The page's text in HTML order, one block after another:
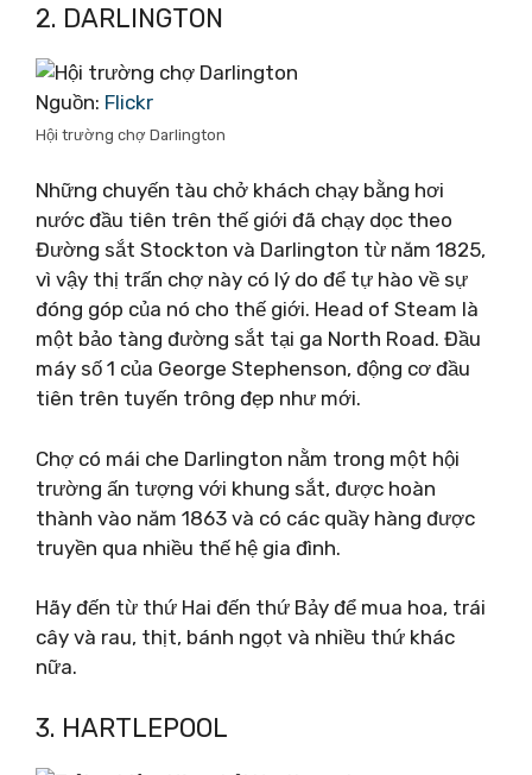
2. DARLINGTON
Nguồn: Flickr
Hội trường chợ Darlington
Những chuyến tàu chở khách chạy bằng hơi
nước đầu tiên trên thế giới đã chạy dọc theo
Đường sắt Stockton và Darlington từ năm 1825,
vì vậy thị trấn chợ này có lý do để tự hào về sự
đóng góp của nó cho thế giới. Head of Steam là
một bảo tàng đường sắt tại ga North Road. Đầu
máy số 1 của George Stephenson, động cơ đầu
tiên trên tuyến trông đẹp như mới.
Chợ có mái che Darlington nằm trong một hội
trường ấn tượng với khung sắt, được hoàn
thành vào năm 1863 và có các quầy hàng được
truyền qua nhiều thế hệ gia đình.
Hãy đến từ thứ Hai đến thứ Bảy để mua hoa, trái
cây và rau, thịt, bánh ngọt và nhiều thứ khác
nữa.
3. HARTLEPOOL